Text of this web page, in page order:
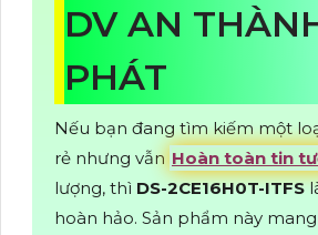
DV AN
PHÁT
Nếu bạn đang tìm kiếm một
rẻ nhưng vẫn Hoàn toàn tin
lượng, thì DS-2CE16H0T-ITFS
hoàn hảo. Sản phẩm này